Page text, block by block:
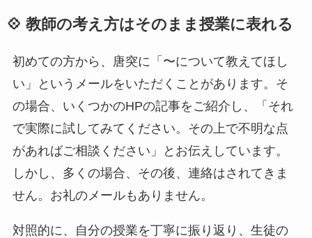
💠 教師の考え方はそのまま授業に表れる
初めての方から、唐突に「〜について教えてほし
い」というメールをいただくことがあります。そ
の場合、いくつかのHPの記事をご紹介し、「それ
で実際に試してみてください。その上で不明な点
があればご相談ください」とお伝えしています。
しかし、多くの場合、その後、連絡はされてきま
せん。お礼のメールもありません。
対照的に、自分の授業を丁寧に振り返り、生徒の